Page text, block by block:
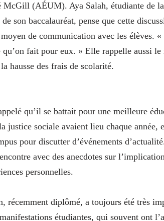
McGill (AÉUM). Aya Salah, étudiante de
son baccalauréat, pense que cette
de communication avec les élèves.
qu’on fait pour eux. » Elle rappelle aussi
hausse des frais de scolarité.
qu’il se battait pour une meilleure
justice sociale avaient lieu chaque année,
pour discutter d’événements
avec des anecdotes sur
personnelles.
récemment diplômé, a toujours été très
étudiantes, qui souvent ont